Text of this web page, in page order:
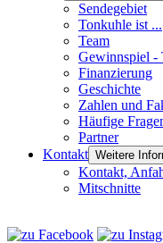
Sendegebiet
Tonkuhle ist ...
Team
Gewinnspiel -
Finanzierung
Geschichte
Zahlen und
Häufige
Partner
Kontakt Weitere
Kontakt,
Mitschnitte